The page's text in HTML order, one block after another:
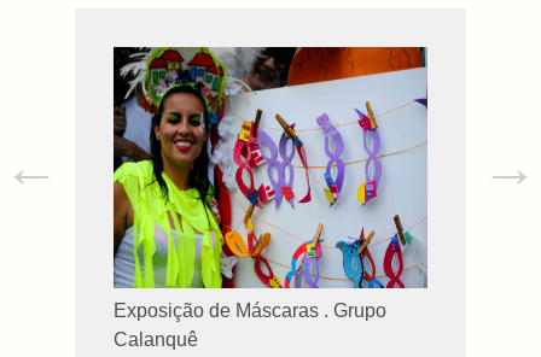
Exposição de Máscaras . Grupo
Calanquê
← →